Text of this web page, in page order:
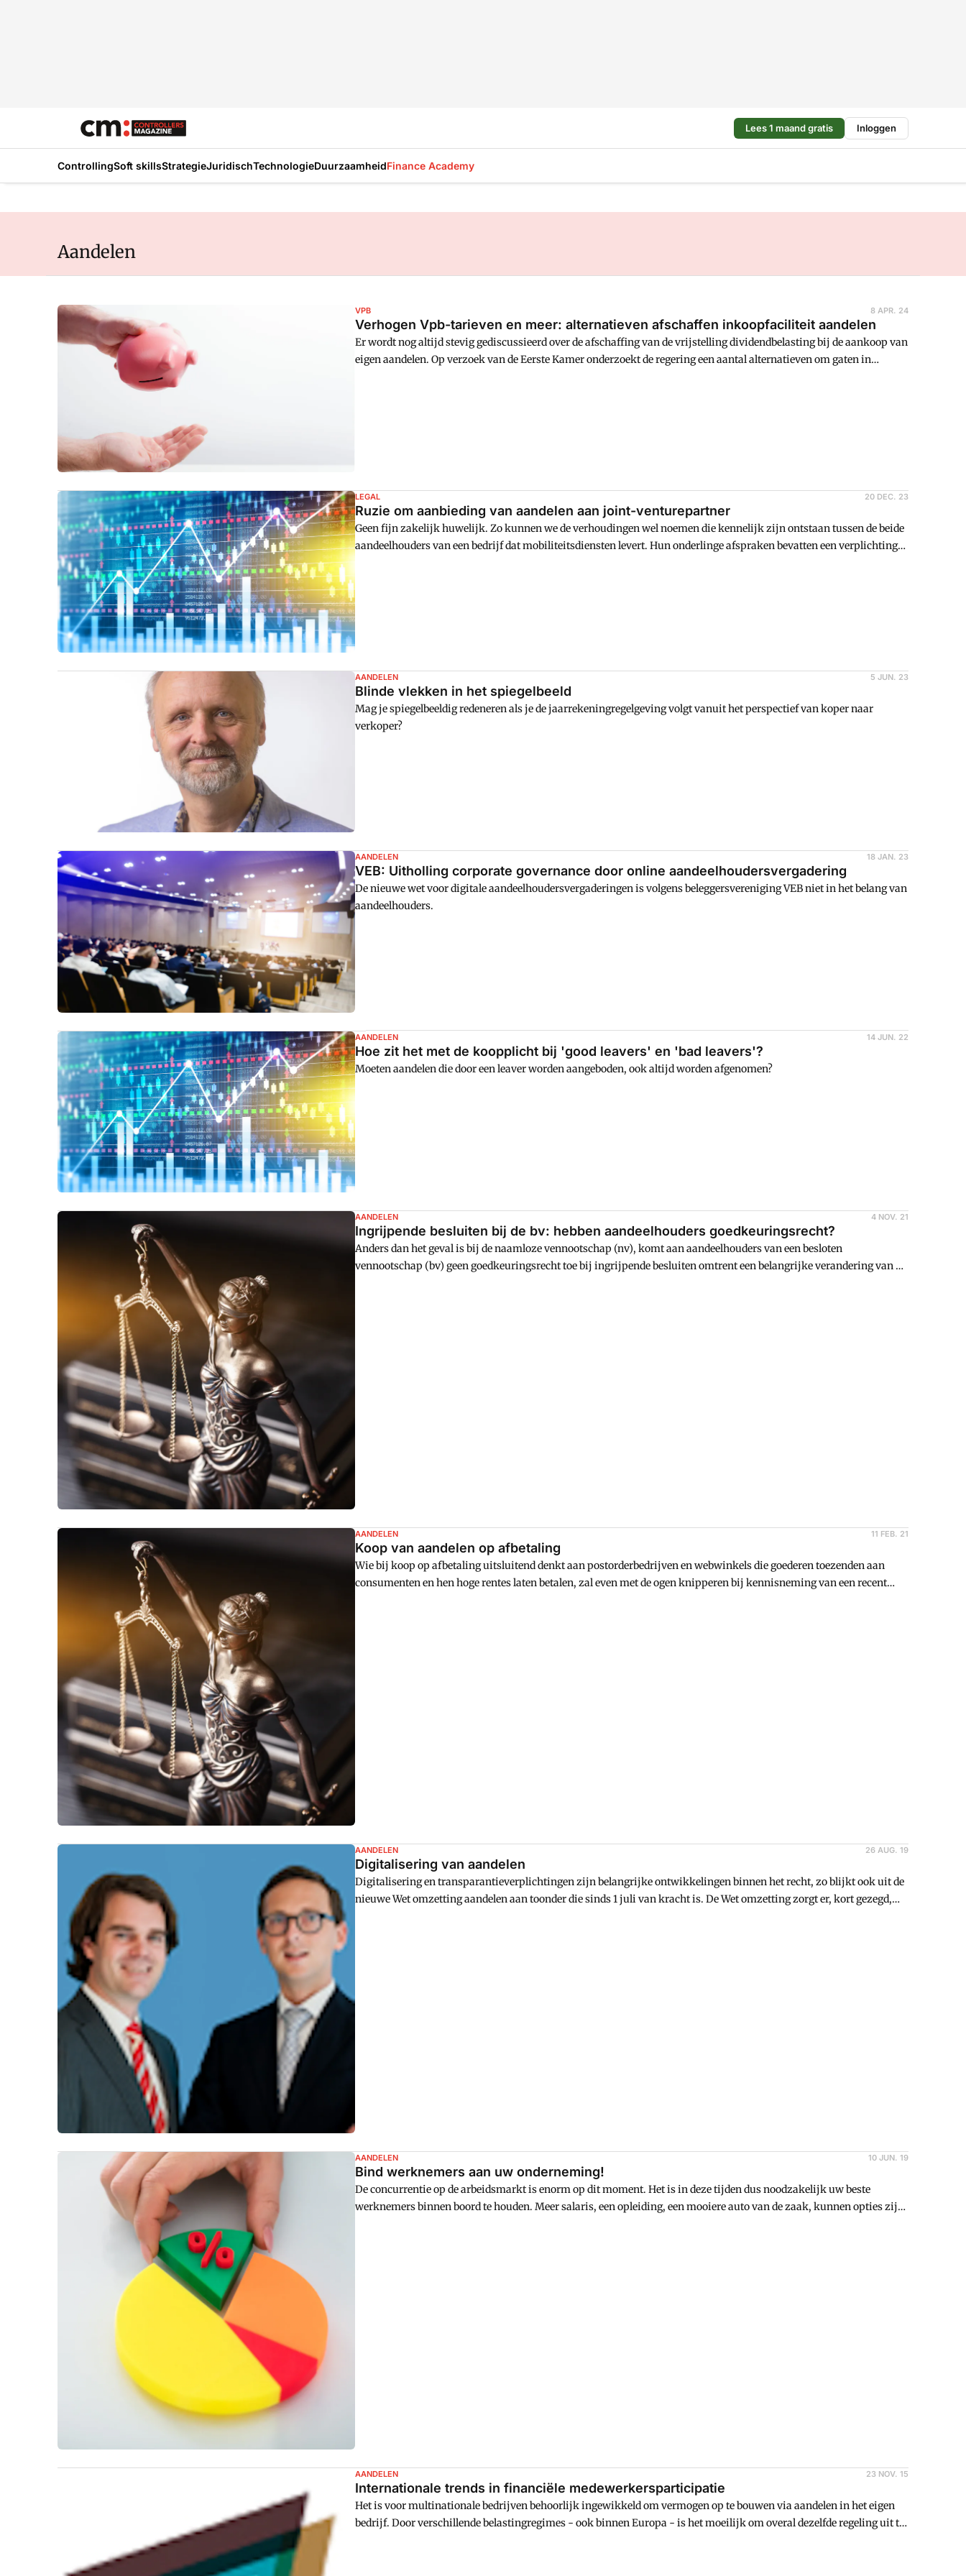
Lees 1 maand gratis Inloggen
ControllingSoft skillsStrategieJuridischTechnologieDuurzaamheidFinance Academy
Aandelen
VPB 8 APR. 24
Verhogen Vpb-tarieven en meer: alternatieven afschaffen inkoopfaciliteit aandelen
Er wordt nog altijd stevig gediscussieerd over de afschaffing van de vrijstelling dividendbelasting bij de aankoop van
eigen aandelen. Op verzoek van de Eerste Kamer onderzoekt de regering een aantal alternatieven om gaten in
LEGAL 20 DEC. 23
Ruzie om aanbieding van aandelen aan joint-venturepartner
Geen fijn zakelijk huwelijk. Zo kunnen we de verhoudingen wel noemen die kennelijk zijn ontstaan tussen de beide
aandeelhouders van een bedrijf dat mobiliteitsdiensten levert. Hun onderlinge afspraken bevatten een verplichting
AANDELEN 5 JUN. 23
Blinde vlekken in het spiegelbeeld
Mag je spiegelbeeldig redeneren als je de jaarrekeningregelgeving volgt vanuit het perspectief van koper naar
verkoper?
AANDELEN 18 JAN. 23
VEB: Uitholling corporate governance door online aandeelhoudersvergadering
De nieuwe wet voor digitale aandeelhoudersvergaderingen is volgens beleggersvereniging VEB niet in het belang van
aandeelhouders.
AANDELEN 14 JUN. 22
Hoe zit het met de koopplicht bij 'good leavers' en 'bad leavers'?
Moeten aandelen die door een leaver worden aangeboden, ook altijd worden afgenomen?
AANDELEN 4 NOV. 21
Ingrijpende besluiten bij de bv: hebben aandeelhouders goedkeuringsrecht?
Anders dan het geval is bij de naamloze vennootschap (nv), komt aan aandeelhouders van een besloten
vennootschap (bv) geen goedkeuringsrecht toe bij ingrijpende besluiten omtrent een belangrijke verandering van de
AANDELEN 11 FEB. 21
Koop van aandelen op afbetaling
Wie bij koop op afbetaling uitsluitend denkt aan postorderbedrijven en webwinkels die goederen toezenden aan
consumenten en hen hoge rentes laten betalen, zal even met de ogen knipperen bij kennisneming van een recent
AANDELEN 26 AUG. 19
Digitalisering van aandelen
Digitalisering en transparantieverplichtingen zijn belangrijke ontwikkelingen binnen het recht, zo blijkt ook uit de
nieuwe Wet omzetting aandelen aan toonder die sinds 1 juli van kracht is. De Wet omzetting zorgt er, kort gezegd,
AANDELEN 10 JUN. 19
Bind werknemers aan uw onderneming!
De concurrentie op de arbeidsmarkt is enorm op dit moment. Het is in deze tijden dus noodzakelijk uw beste
werknemers binnen boord te houden. Meer salaris, een opleiding, een mooiere auto van de zaak, kunnen opties zijn.
AANDELEN 23 NOV. 15
Internationale trends in financiële medewerkersparticipatie
Het is voor multinationale bedrijven behoorlijk ingewikkeld om vermogen op te bouwen via aandelen in het eigen
bedrijf. Door verschillende belastingregimes - ook binnen Europa - is het moeilijk om overal dezelfde regeling uit te